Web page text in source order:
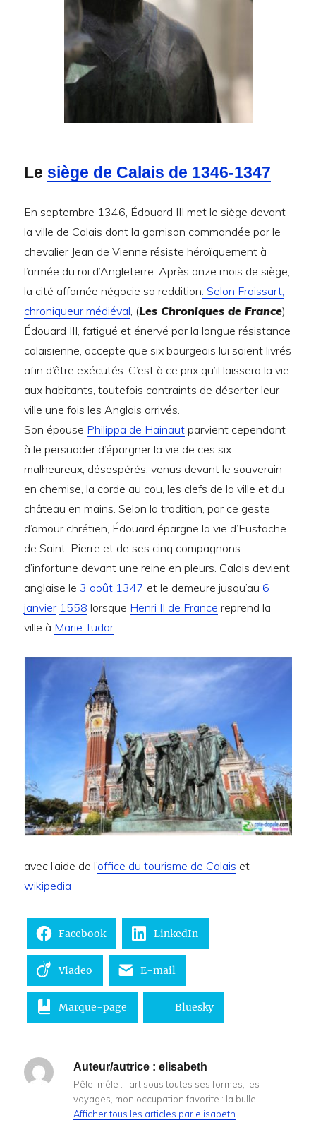
Le siège de Calais de 1346-1347
En septembre 1346, Édouard III met le siège devant
la ville de Calais dont la garnison commandée par le
chevalier Jean de Vienne résiste héroïquement à
l’armée du roi d’Angleterre. Après onze mois de siège,
la cité affamée négocie sa reddition. Selon Froissart,
chroniqueur médiéval, (Les Chroniques de France)
Édouard III, fatigué et énervé par la longue résistance
calaisienne, accepte que six bourgeois lui soient livrés
afin d’être exécutés. C’est à ce prix qu’il laissera la vie
aux habitants, toutefois contraints de déserter leur
ville une fois les Anglais arrivés.
Son épouse Philippa de Hainaut parvient cependant
à le persuader d’épargner la vie de ces six
malheureux, désespérés, venus devant le souverain
en chemise, la corde au cou, les clefs de la ville et du
château en mains. Selon la tradition, par ce geste
d’amour chrétien, Édouard épargne la vie d’Eustache
de Saint-Pierre et de ses cinq compagnons
d’infortune devant une reine en pleurs. Calais devient
anglaise le 3 août 1347 et le demeure jusqu’au 6
janvier 1558 lorsque Henri II de France reprend la
ville à Marie Tudor.
avec l’aide de l’office du tourisme de Calais et
wikipedia
Facebook LinkedIn
Viadeo E-mail
Marque-page Bluesky
Auteur/autrice : elisabeth
Pêle-mêle : l'art sous toutes ses formes, les
voyages, mon occupation favorite : la bulle.
Afficher tous les articles par elisabeth